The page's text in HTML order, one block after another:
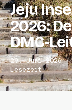
Jeju
2026:
DMC-
29. Juni 2026 ·
Lesezeit